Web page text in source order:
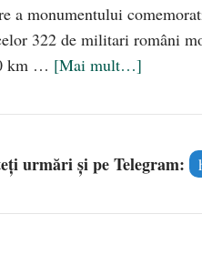
a monumentului
322 de militari români
km … [Mai mult…]
urmări și pe Telegram: